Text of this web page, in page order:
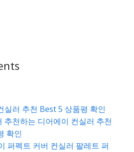
실러 추천 Best 5 상품평 확인
추천하는 디어에이 컨실러 추천
확인
퍼펙트 커버 컨실러 팔레트 퍼